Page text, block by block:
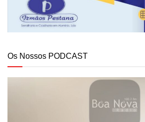
Os Nossos PODCAST